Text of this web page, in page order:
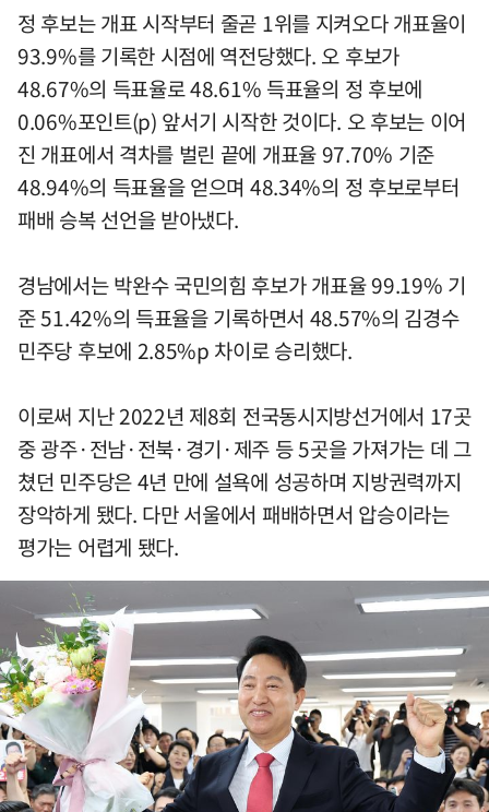
정 후보는 개표 시작부터 줄곧 1위를 지켜오다 개표율이
93.9%를 기록한 시점에 역전당했다. 오 후보가
48.67%의 득표율로 48.61% 득표율의 정 후보에
0.06%포인트(p) 앞서기 시작한 것이다. 오 후보는 이어
진 개표에서 격차를 벌린 끝에 개표율 97.70% 기준
48.94%의 득표율을 얻으며 48.34%의 정 후보로부터
패배 승복 선언을 받아냈다.
경남에서는 박완수 국민의힘 후보가 개표율 99.19% 기
준 51.42%의 득표율을 기록하면서 48.57%의 김경수
민주당 후보에 2.85%p 차이로 승리했다.
이로써 지난 2022년 제8회 전국동시지방선거에서 17곳
중 광주·전남·전북·경기·제주 등 5곳을 가져가는 데 그
쳤던 민주당은 4년 만에 설욕에 성공하며 지방권력까지
장악하게 됐다. 다만 서울에서 패배하면서 압승이라는
평가는 어렵게 됐다.